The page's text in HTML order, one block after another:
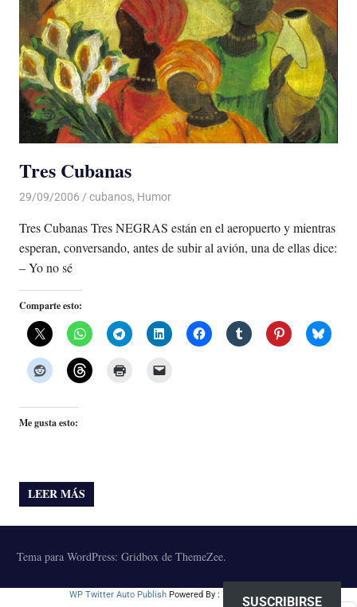
Tres Cubanas
29/09/2006 Luis Castellanos
cubanos, Humor
Tres Cubanas Tres NEGRAS están en el aeropuerto y mientras
esperan, conversando, antes de subir al avión, una de ellas dice:
– Yo no sé
Comparte esto:
Me gusta esto:
LEER MÁS
Tema para WordPress: Gridbox de ThemeZee.
WP Twitter Auto Publish Powered By : XYZScripts.com
SUSCRIBIRSE